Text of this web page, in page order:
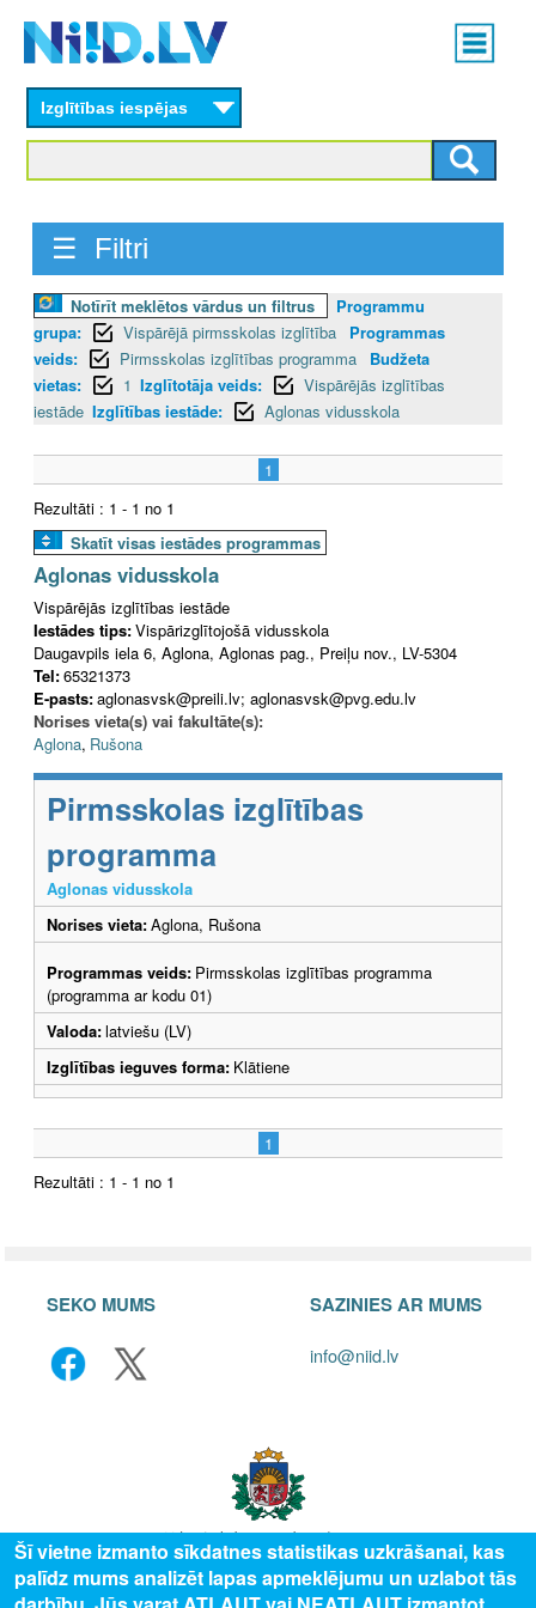
content
Main
menu
Izglītības iespējas
☰ Filtri
Notīrīt meklētos vārdus un filtrus
Programmu
grupa:
Vispārējā pirmsskolas izglītība
Programmas
veids:
Pirmsskolas izglītības programma
Budžeta
vietas:
1 Izglītotāja veids:
Vispārējās izglītības
iestāde Izglītības iestāde: Aglonas vidusskola
1
Rezultāti : 1 - 1 no 1
Skatīt visas iestādes programmas
Aglonas vidusskola
Vispārējās izglītības iestāde
Iestādes tips:Vispārizglītojošā vidusskola
Daugavpils iela 6, Aglona, Aglonas pag., Preiļu nov., LV-5304
Tel:65321373
E-pasts:aglonasvsk@preili.lv; aglonasvsk@pvg.edu.lv
Norises vieta(s) vai fakultāte(s):
Aglona, Rušona
Pirmsskolas izglītības
programma
Aglonas vidusskola
Norises vieta:Aglona, Rušona
Programmas veids: Pirmsskolas izglītības programma
(programma ar kodu 01)
Valoda:latviešu (LV)
Izglītības ieguves forma: Klātiene
1
Rezultāti : 1 - 1 no 1
SEKO MUMS SAZINIES AR MUMS
info@niid.lv
© 2025 Valsts izglītības attīstības aģentūra, publicētā satura visas tiesības
Šī vietne izmanto sīkdatnes statistikas uzkrāšanai, kas
palīdz mums analizēt lapas apmeklējumu un uzlabot tās